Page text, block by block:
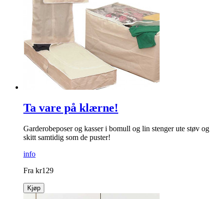
Bestill før 11:00
så sender vi i dag!
Se andre produkter